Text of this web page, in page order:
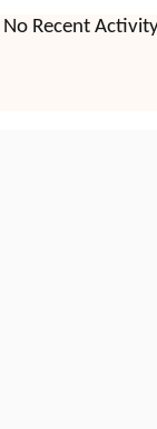
No Recent